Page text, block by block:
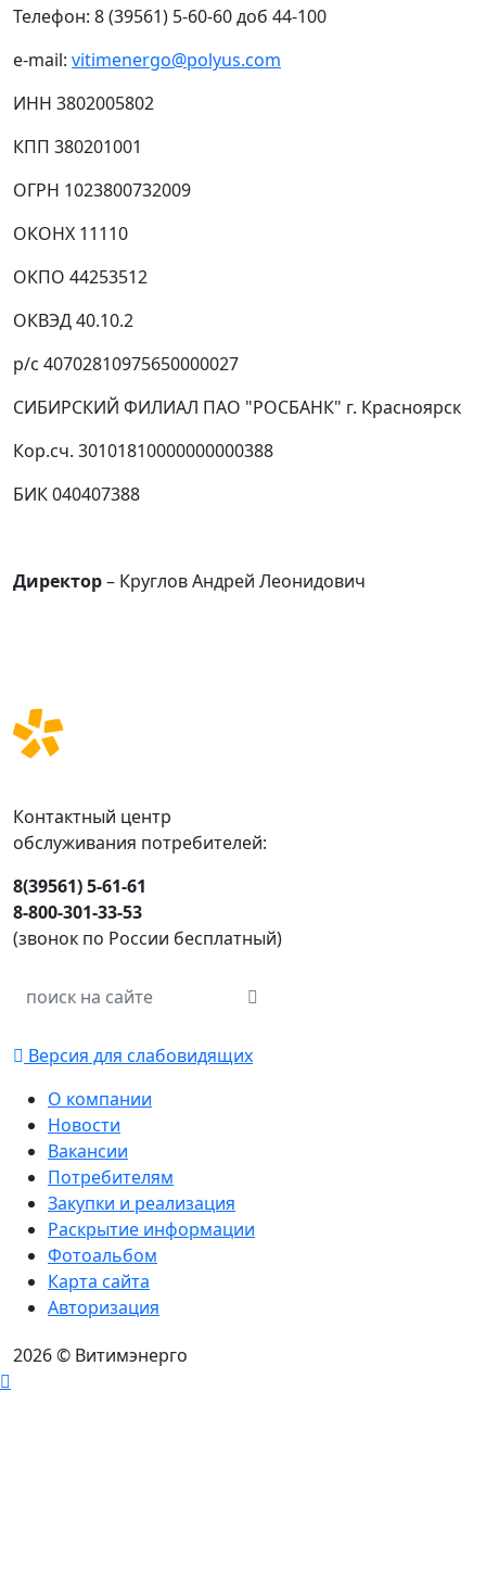
Телефон: 8 (39561) 5-60-60 доб 44-100
e-mail: vitimenergo@polyus.com
ИНН 3802005802
КПП 380201001
ОГРН 1023800732009
ОКОНХ 11110
ОКПО 44253512
ОКВЭД 40.10.2
р/с 40702810975650000027
СИБИРСКИЙ ФИЛИАЛ ПАО "РОСБАНК" г. Красноярск
Кор.сч. 30101810000000000388
БИК 040407388
Директор– Круглов Андрей Леонидович
Контактный центр
обслуживания потребителей:
8(39561) 5-61-61
8-800-301-33-53
(звонок по России бесплатный)
Версия для слабовидящих
О компании
Новости
Вакансии
Потребителям
Закупки и реализация
Раскрытие информации
Фотоальбом
Карта сайта
Авторизация
2026© Витимэнерго